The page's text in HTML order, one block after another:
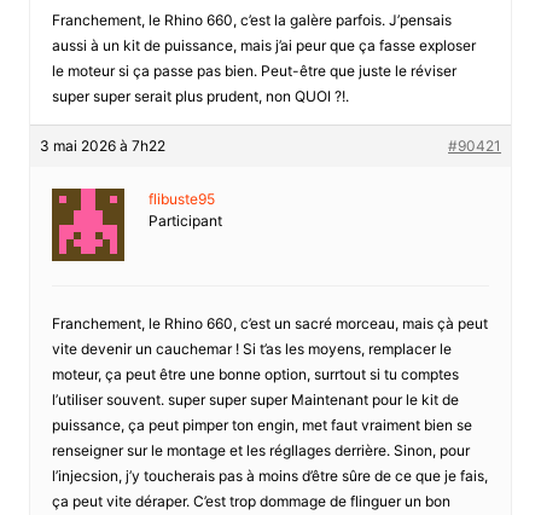
Franchement, le Rhino 660, c’est la galère parfois. J’pensais
aussi à un kit de puissance, mais j’ai peur que ça fasse exploser
le moteur si ça passe pas bien. Peut-être que juste le réviser
super super serait plus prudent, non QUOI ?!.
3 mai 2026 à 7h22 #90421
flibuste95
Participant
Franchement, le Rhino 660, c’est un sacré morceau, mais çà peut
vite devenir un cauchemar ! Si t’as les moyens, remplacer le
moteur, ça peut être une bonne option, surrtout si tu comptes
l’utiliser souvent. super super super Maintenant pour le kit de
puissance, ça peut pimper ton engin, met faut vraiment bien se
renseigner sur le montage et les régllages derrière. Sinon, pour
l’injecsion, j’y toucherais pas à moins d’être sûre de ce que je fais,
ça peut vite déraper. C’est trop dommage de flinguer un bon